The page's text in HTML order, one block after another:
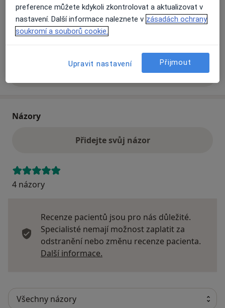
Způsoby platby (soukromé návštěvy)
Na teto adrese lékař přijímá pacienty na pojišťovnu
Názory
Přidejte svůj názor
4 názory
Recenze pacientů jsou pro nás důležité.
Specialisté nemají možnost zaplatit za
odstranění nebo změnu recenze pacienta.
Další informace.
preference můžete kdykoli zkontrolovat a aktualizovat v
nastavení. Další informace naleznete v zásadách ochrany
soukromí a souborů cookie.
Upravit nastavení Přijmout